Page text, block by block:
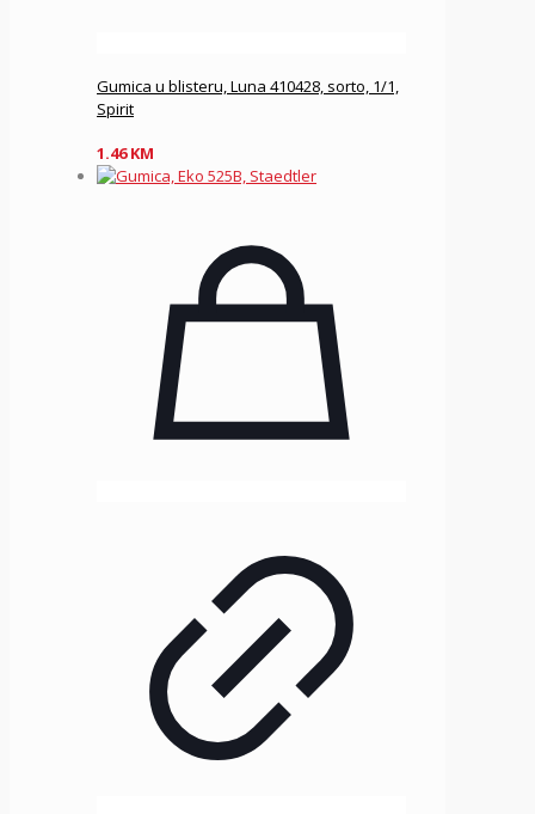
Gumica u blisteru, Luna 410428, sorto, 1/1,
Spirit
1.46KM